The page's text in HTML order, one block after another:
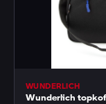
WUNDERLICH
Wunderlich